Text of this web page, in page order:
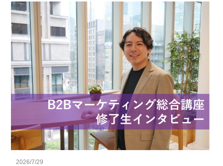
2026/7/29